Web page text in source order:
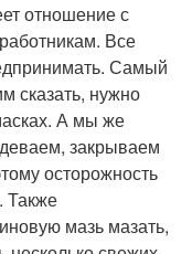
отношение с
Все
Самый
сказать, нужно
А мы же
закрываем
осторожность
Также
мазь мазать,